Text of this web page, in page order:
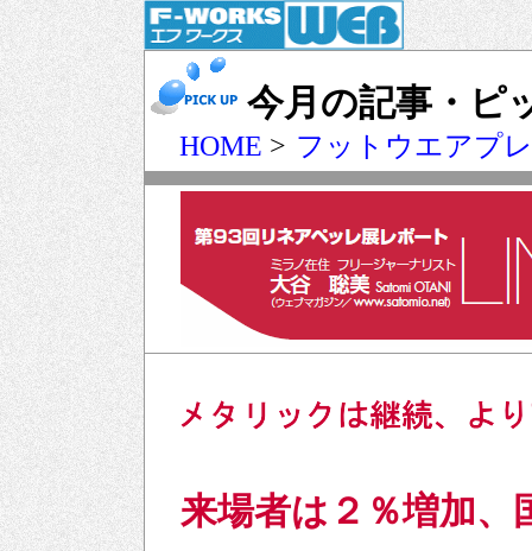
今月の記事・ピ
HOME > フットウエアプ
来場者は２％増加、